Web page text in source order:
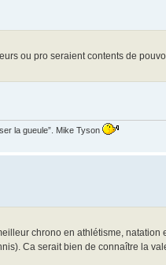
ou pro seraient contents de
la gueule”. Mike Tyson
chrono en athlétisme, natation
Ca serait bien de connaître la